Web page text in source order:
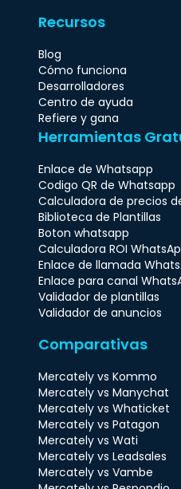
Recursos
Blog
Cómo funciona
Desarrolladores
Centro de ayuda
Refiere y gana
Herramientas
Enlace de Whatsapp
Codigo QR de Whatsapp
Calculadora de precios
Biblioteca de Plantillas
Boton whatsapp
Calculadora ROI
Enlace de llamada
Enlace para canal
Validador de plantillas
Validador de anuncios
Comparativas
Mercately vs Kommo
Mercately vs Manychat
Mercately vs Whaticket
Mercately vs Patagon
Mercately vs Wati
Mercately vs Leadsales
Mercately vs Vambe